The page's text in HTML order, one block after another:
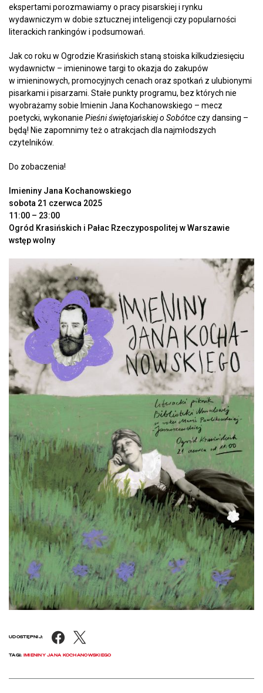
ekspertami porozmawiamy o pracy pisarskiej i rynku
wydawniczym w dobie sztucznej inteligencji czy popularności
literackich rankingów i podsumowań.
Jak co roku w Ogrodzie Krasińskich staną stoiska kilkudziesięciu
wydawnictw – imieninowe targi to okazja do zakupów
w imieninowych, promocyjnych cenach oraz spotkań z ulubionymi
pisarkami i pisarzami. Stałe punkty programu, bez których nie
wyobrażamy sobie Imienin Jana Kochanowskiego – mecz
poetycki, wykonanie Pieśni świętojańskiej o Sobótceczy dansing –
będą! Nie zapomnimy też o atrakcjach dla najmłodszych
czytelników.
Do zobaczenia!
Imieniny Jana Kochanowskiego
sobota 21 czerwca 2025
11:00 – 23:00
Ogród Krasińskich i Pałac Rzeczypospolitej w Warszawie
wstęp wolny
UDOSTĘPNIJ: Facebook
TAGI: IMIENINY JANA KOCHANOWSKIEGO